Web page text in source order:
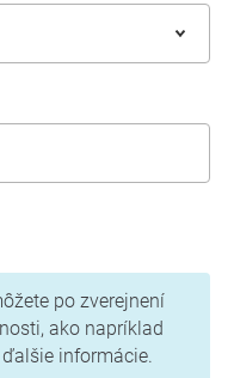
osobných údajov
po zverejnení
ako napríklad
informácie.